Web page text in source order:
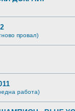
провал)
работа)